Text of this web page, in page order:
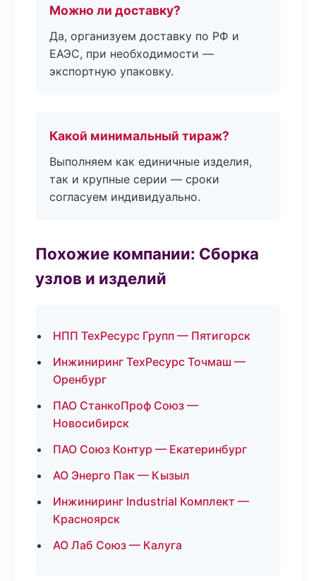
Можно ли доставку?
Да, организуем доставку по РФ и
ЕАЭС, при необходимости —
экспортную упаковку.
Какой минимальный тираж?
Выполняем как единичные изделия,
так и крупные серии — сроки
согласуем индивидуально.
Похожие компании: Сборка
узлов и изделий
НПП ТехРесурс Групп — Пятигорск
Инжиниринг ТехРесурс Точмаш —
Оренбург
ПАО СтанкоПроф Союз —
Новосибирск
ПАО Союз Контур — Екатеринбург
АО Энерго Пак — Кызыл
Инжиниринг Industrial Комплект —
Красноярск
АО Лаб Союз — Калуга